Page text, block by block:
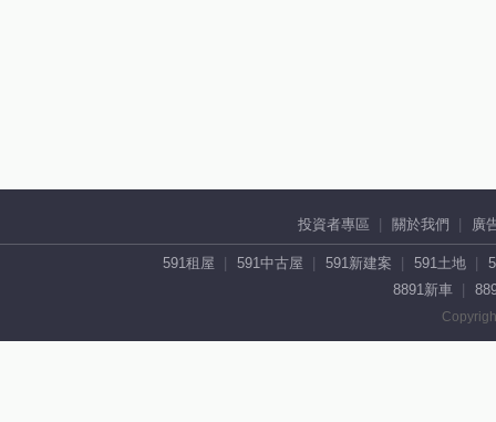
投資者專區 關於我們 廣
591租屋 591中古屋 591新建案 591土地
8891新車